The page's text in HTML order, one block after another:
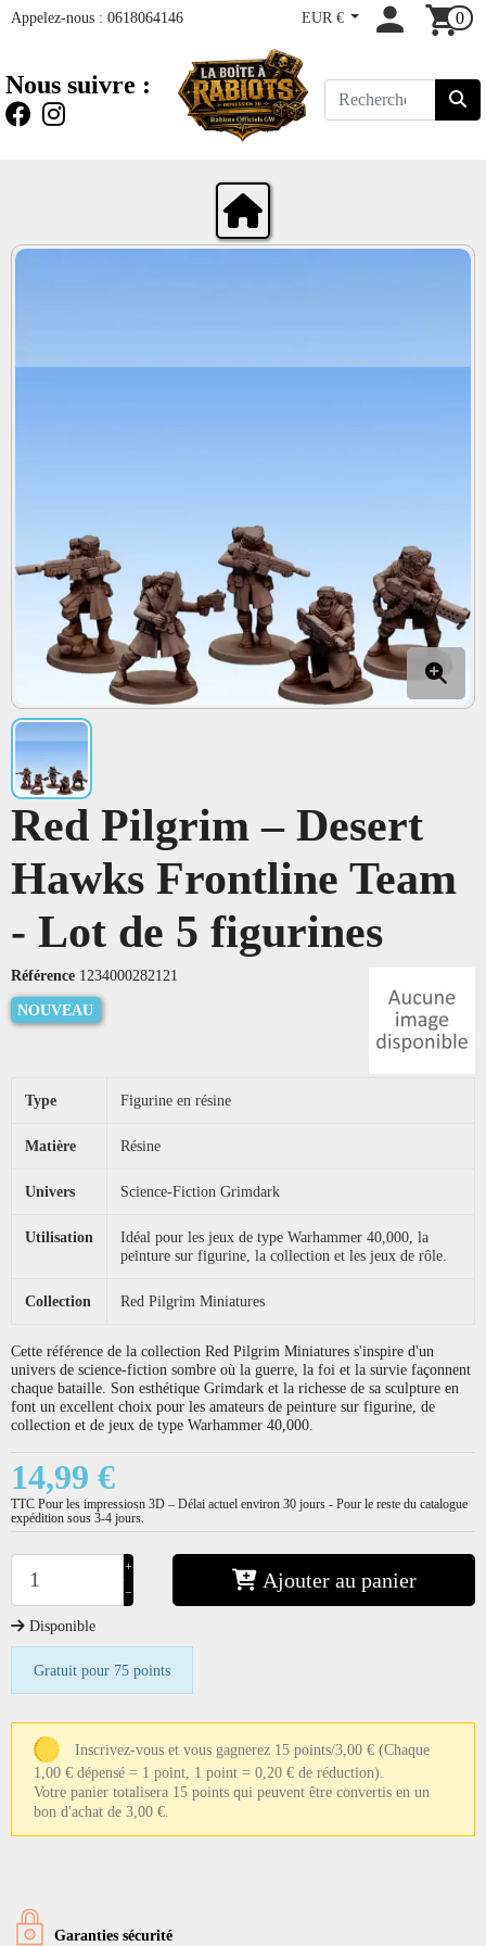
Appelez-nous : 0618064146 EUR € 0
Nous suivre :
Red Pilgrim – Desert
Hawks Frontline Team
- Lot de 5 figurines
Référence 1234000282121
NOUVEAU
Type Figurine en résine
Matière Résine
Univers Science-Fiction Grimdark
Utilisation
Idéal pour les jeux de type Warhammer 40,000, la
peinture sur figurine, la collection et les jeux de rôle.
Collection Red Pilgrim Miniatures
Cette référence de la collection Red Pilgrim Miniatures s'inspire d'un
univers de science-fiction sombre où la guerre, la foi et la survie façonnent
chaque bataille. Son esthétique Grimdark et la richesse de sa sculpture en
font un excellent choix pour les amateurs de peinture sur figurine, de
collection et de jeux de type Warhammer 40,000.
14,99 €
TTC Pour les impressiosn 3D – Délai actuel environ 30 jours - Pour le reste du catalogue
expédition sous 3-4 jours.
+
−
Ajouter au panier
Disponible
Gratuit pour 75 points
Inscrivez-vous et vous gagnerez 15 points/3,00 € (Chaque
1,00 € dépensé = 1 point, 1 point = 0,20 € de réduction).
Votre panier totalisera 15 points qui peuvent être convertis en un
bon d'achat de 3,00 €.
Garanties sécurité